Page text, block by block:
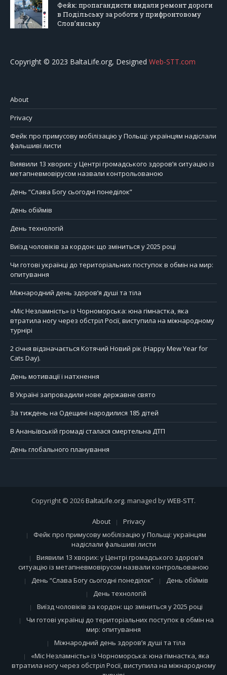
Фейк: пропагандисти видали ремонт дороги
в Подільську за роботи у прифронтовому
Слов’янську
Copyright © 2023 BaltaLife.org, Designed Web-STT.com
About
Privacy
Фейк про примусову мобілізацію у Польщі: українцям надіслали
фальшиві листи
Виявили 13 хворих: у Центрі громадського здоров’я ситуацію із
метапневмовірусом назвали контрольованою
День “Слава Богу сьогодні понеділок”
День обіймів
День технологій
Виїзд чоловіків за кордон: що зміниться у 2025 році
Чи готові українці до територіальних поступок в обмін на мир:
опитування
Міжнародний день здоров’я душі та тіла
«Міс Незламність» із Чорноморська: юна гімнастка, яка
втратила ногу через обстріл Росії, виступила на міжнародному
турнірі
2 січня відзначається Котячий Новий рік (Happy Mew Year for
Cats Day).
День мотивації і натхнення
В Україні запровадили нове державне свято
За тиждень на Одещині народилися 185 дітей
В Ананьївській громаді сталася смертельна ДТП
День глобального планування
Copyright © 2026BaltaLife.org. managed byWEB-STT.
About
Privacy
Фейк про примусову мобілізацію у Польщі: українцям
надіслали фальшиві листи
Виявили 13 хворих: у Центрі громадського здоров’я
ситуацію із метапневмовірусом назвали контрольованою
День “Слава Богу сьогодні понеділок”
День обіймів
День технологій
Виїзд чоловіків за кордон: що зміниться у 2025 році
Чи готові українці до територіальних поступок в обмін на
мир: опитування
Міжнародний день здоров’я душі та тіла
«Міс Незламність» із Чорноморська: юна гімнастка, яка
втратила ногу через обстріл Росії, виступила на міжнародному